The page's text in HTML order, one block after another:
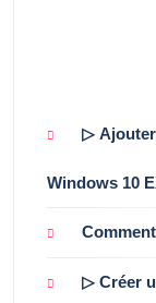
▷
Windows 10
▷ Créer